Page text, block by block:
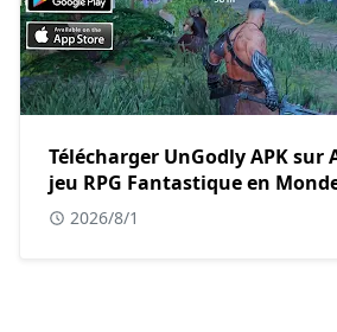
Télécharger UnGodly APK sur
jeu RPG Fantastique en
2026/8/1